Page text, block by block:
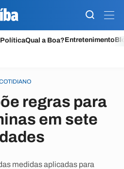
PolíticaQual a Boa?Entretenimento
regras para
em sete
medidas aplicadas para